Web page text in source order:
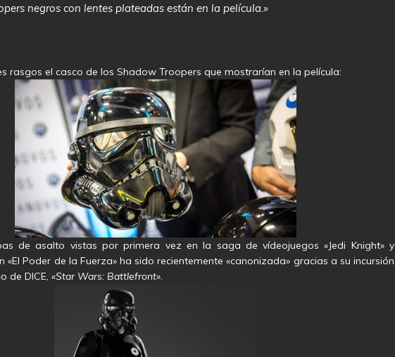
negros con lentes plateadas están en la película.»
rasgos el casco de los Shadow Troopers que mostrarían en la película:
de asalto vistas por primera vez en la saga de vídeojuegos «Jedi Knight» y
«El Poder de la Fuerza» ha sido recientemente «canonizada» gracias a su incursión
de DICE, «Star Wars: Battlefront».